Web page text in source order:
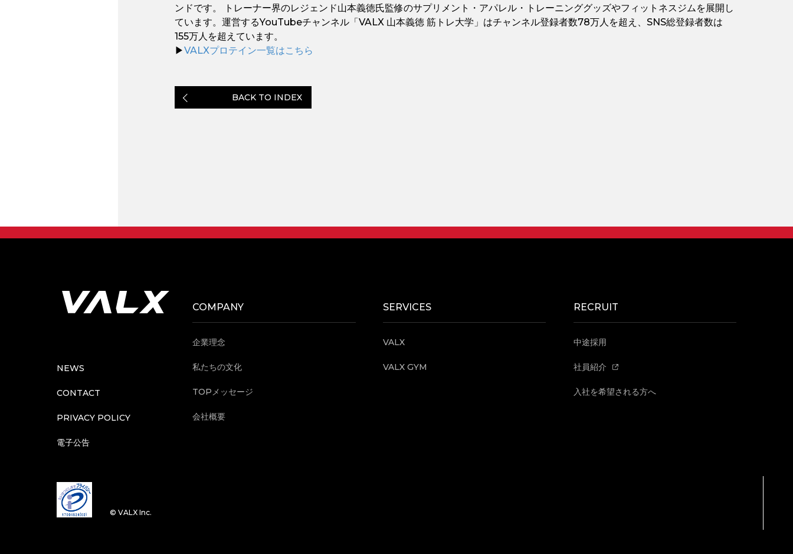
ンドです。 トレーナー界のレジェンド⼭本義徳⽒監修のサプリメント・アパレル・トレーニンググッズやフィットネスジムを展開し
ています。運営するYouTubeチャンネル「VALX 山本義徳 筋トレ大学」はチャンネル登録者数78万人を超え、SNS総登録者数は
155万人を超えています。
▶︎VALXプロテイン一覧はこちら
BACK TO INDEX
COMPANY
企業理念
私たちの文化
TOPメッセージ
会社概要
SERVICES
VALX
VALX GYM
RECRUIT
中途採用
社員紹介
入社を希望される方へ
NEWS
CONTACT
PRIVACY POLICY
電子公告
©︎ VALX Inc.